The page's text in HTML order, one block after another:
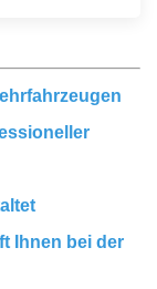
Ihnen bei der